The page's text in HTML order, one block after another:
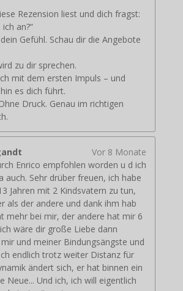
Rezension liest und dich fragst:
an?“
Gefühl. Schau dir die Angebote
zu dir sprechen.
mit dem ersten Impuls – und
es dich führt.
Druck. Genau im richtigen
Vor 8 Monate
Enrico empfohlen worden u d ich
auch. Sehr drüber freuen, ich habe
Jahren mit 2 Kindsvatern zu tun,
als der andere und dank ihm hab
mehr bei mir, der andere hat mir 6
wäre dir große Liebe dann
und meiner Bindungsängste und
endlich trotz weiter Distanz für
ändert sich, er hat binnen ein
Neue... Und ich, ich will eigentlich